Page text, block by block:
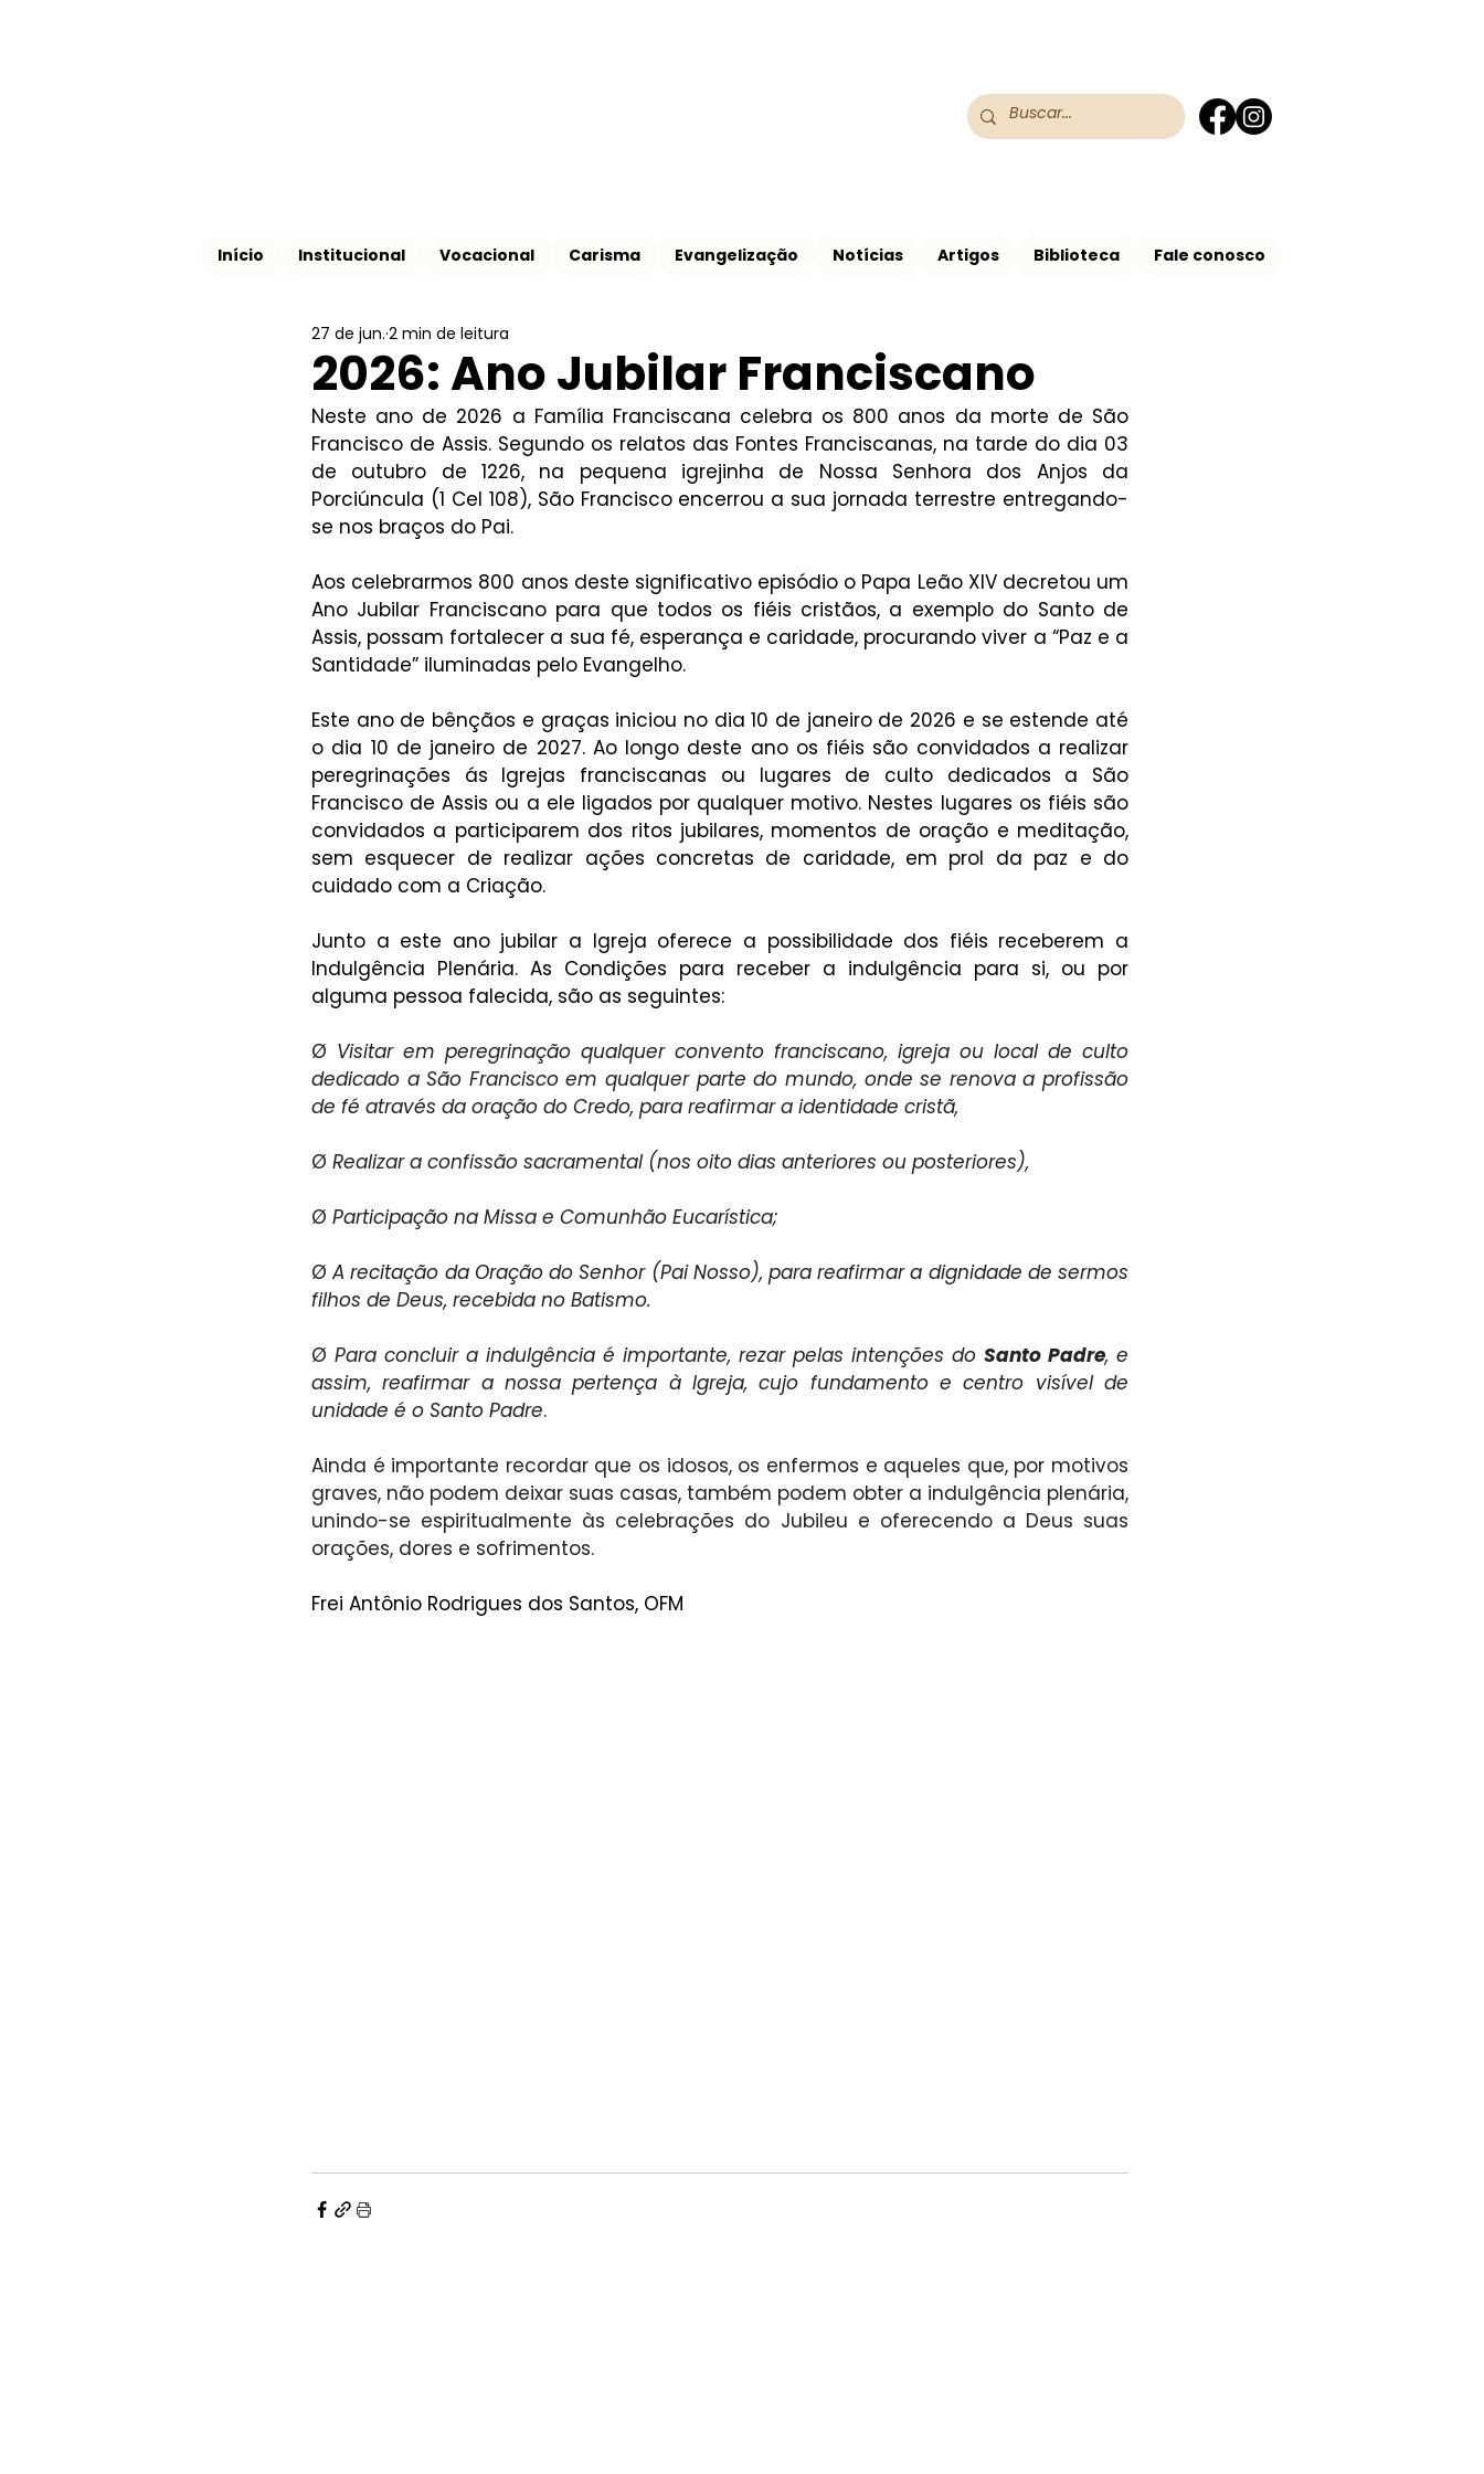
Franciscanos do RS
Início Institucional Vocacional Carisma Evangelização Notícias Artigos Biblioteca Fale conosco
2026: Ano Jubilar Franciscano
27 de jun. 2 min de leitura
Neste ano de 2026 a Família Franciscana celebra os 800 anos da morte de São
Francisco de Assis. Segundo os relatos das Fontes Franciscanas, na tarde do dia 03
de outubro de 1226, na pequena igrejinha de Nossa Senhora dos Anjos da
Porciúncula (1 Cel 108), São Francisco encerrou a sua jornada terrestre entregando-
se nos braços do Pai.
Aos celebrarmos 800 anos deste significativo episódio o Papa Leão XIV decretou um
Ano Jubilar Franciscano para que todos os fiéis cristãos, a exemplo do Santo de
Assis, possam fortalecer a sua fé, esperança e caridade, procurando viver a “Paz e a
Santidade” iluminadas pelo Evangelho.
Este ano de bênçãos e graças iniciou no dia 10 de janeiro de 2026 e se estende até
o dia 10 de janeiro de 2027. Ao longo deste ano os fiéis são convidados a realizar
peregrinações ás Igrejas franciscanas ou lugares de culto dedicados a São
Francisco de Assis ou a ele ligados por qualquer motivo. Nestes lugares os fiéis são
convidados a participarem dos ritos jubilares, momentos de oração e meditação,
sem esquecer de realizar ações concretas de caridade, em prol da paz e do
cuidado com a Criação.
Junto a este ano jubilar a Igreja oferece a possibilidade dos fiéis receberem a
Indulgência Plenária. As Condições para receber a indulgência para si, ou por
alguma pessoa falecida, são as seguintes:
Ø Visitar em peregrinação qualquer convento franciscano, igreja ou local de culto
dedicado a São Francisco em qualquer parte do mundo, onde se renova a profissão
de fé através da oração do Credo, para reafirmar a identidade cristã,
Ø Realizar a confissão sacramental (nos oito dias anteriores ou posteriores),
Ø Participação na Missa e Comunhão Eucarística;
Ø A recitação da Oração do Senhor (Pai Nosso), para reafirmar a dignidade de sermos
filhos de Deus, recebida no Batismo.
Ø Para concluir a indulgência é importante, rezar pelas intenções do Santo Padre, e
assim, reafirmar a nossa pertença à Igreja, cujo fundamento e centro visível de
unidade é o Santo Padre.
Ainda é importante recordar que os idosos, os enfermos e aqueles que, por motivos
graves, não podem deixar suas casas, também podem obter a indulgência plenária,
unindo-se espiritualmente às celebrações do Jubileu e oferecendo a Deus suas
orações, dores e sofrimentos.
Frei Antônio Rodrigues dos Santos, OFM